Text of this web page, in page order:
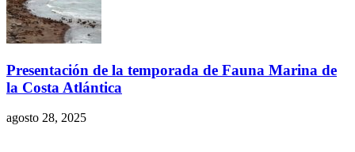
Presentación de la temporada de Fauna Marina de
la Costa Atlántica
agosto 28, 2025